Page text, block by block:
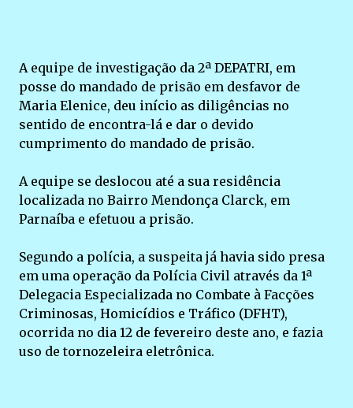
A equipe de investigação da 2ª DEPATRI, em
posse do mandado de prisão em desfavor de
Maria Elenice, deu início as diligências no
sentido de encontra-lá e dar o devido
cumprimento do mandado de prisão.
A equipe se deslocou até a sua residência
localizada no Bairro Mendonça Clarck, em
Parnaíba e efetuou a prisão.
Segundo a polícia, a suspeita já havia sido presa
em uma operação da Polícia Civil através da 1ª
Delegacia Especializada no Combate à Facções
Criminosas, Homicídios e Tráfico (DFHT),
ocorrida no dia 12 de fevereiro deste ano, e fazia
uso de tornozeleira eletrônica.